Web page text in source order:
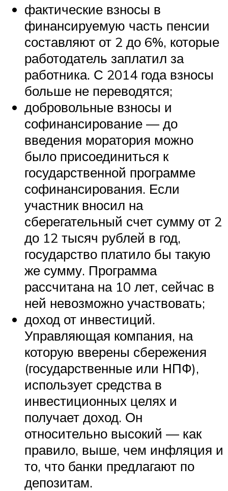
фактические взносы в
финансируемую часть пенсии
составляют от 2 до 6%, которые
работодатель заплатил за
работника. С 2014 года взносы
больше не переводятся;
добровольные взносы и
софинансирование — до
введения моратория можно
было присоединиться к
государственной программе
софинансирования. Если
участник вносил на
сберегательный счет сумму от 2
до 12 тысяч рублей в год,
государство платило бы такую ​​
же сумму. Программа
рассчитана на 10 лет, сейчас в
ней невозможно участвовать;
доход от инвестиций.
Управляющая компания, на
которую вверены сбережения
(государственные или НПФ),
использует средства в
инвестиционных целях и
получает доход. Он
относительно высокий — как
правило, выше, чем инфляция и
то, что банки предлагают по
депозитам.